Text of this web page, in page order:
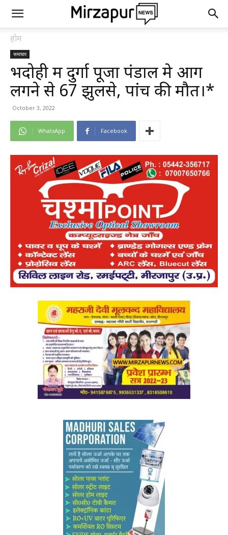
होम
समाचार
भदोही में दुर्गा पूजा पंडाल मे आग
लगने से 67 झुलसे, पांच की मौत।*
October 3, 2022
WhatsApp Facebook